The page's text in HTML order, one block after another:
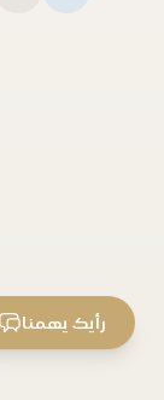
رأيك يهمنا